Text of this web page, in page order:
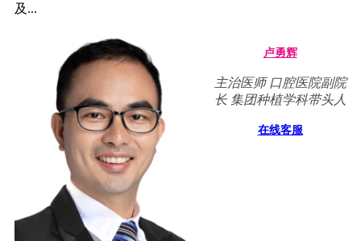
及...
卢勇辉
主治医师 口腔医院副院
长 集团种植学科带头人
在线客服